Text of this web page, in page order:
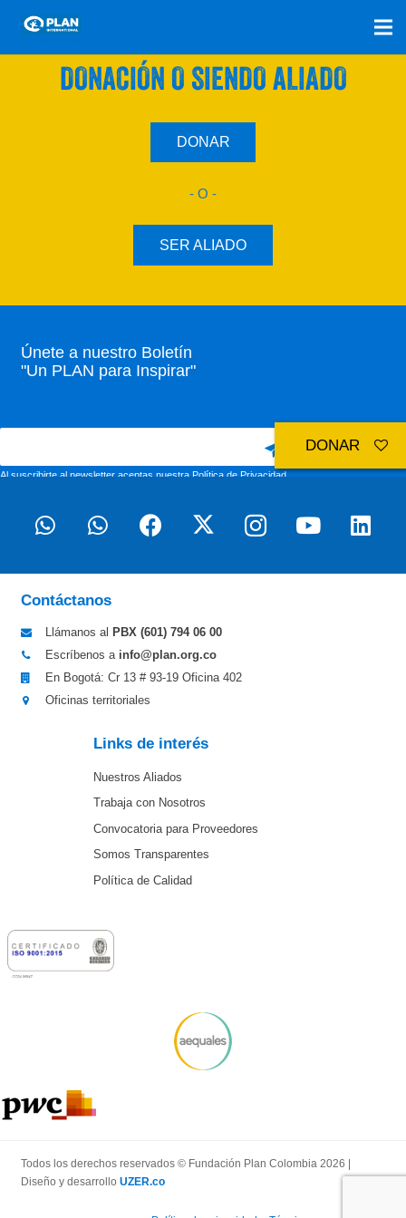
SÚMATE A NUESTRO PLAN CON UNA
DONACIÓN O SIENDO ALIADO
DONAR
- O -
SER ALIADO
Únete a nuestro Boletín
"Un PLAN para Inspirar"
Al suscribirte al newsletter aceptas nuestraPolítica de Privacidad
Contáctanos
Llámanos al PBX (601) 794 06 00
Escríbenos a info@plan.org.co
En Bogotá: Cr 13 # 93-19 Oficina 402
Oficinas territoriales
Links de interés
Nuestros Aliados
Trabaja con Nosotros
Convocatoria para Proveedores
Somos Transparentes
Política de Calidad
Todos los derechos reservados © Fundación Plan Colombia 2026 |
Diseño y desarrollo UZER.co
DONAR